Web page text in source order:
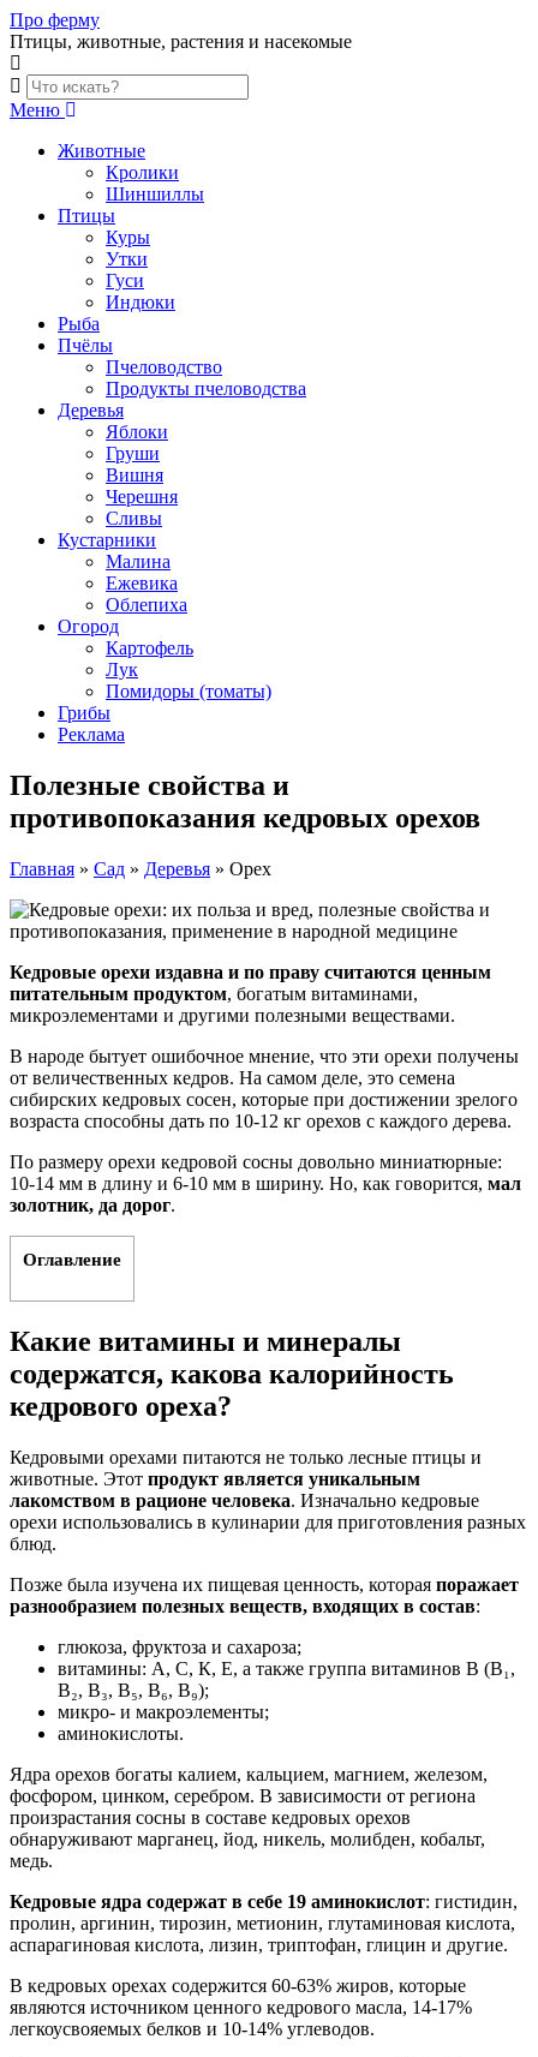
Skip
to
content
Про ферму
Птицы, животные, растения и насекомые
Меню
Животные
Кролики
Шиншиллы
Птицы
Куры
Утки
Гуси
Индюки
Рыба
Пчёлы
Пчеловодство
Продукты пчеловодства
Деревья
Яблоки
Груши
Вишня
Черешня
Сливы
Кустарники
Малина
Ежевика
Облепиха
Огород
Картофель
Лук
Помидоры (томаты)
Грибы
Реклама
Полезные свойства и
противопоказания кедровых орехов
Главная » Сад » Деревья » Орех
Кедровые орехи издавна и по праву считаются ценным
питательным продуктом, богатым витаминами,
микроэлементами и другими полезными веществами.
В народе бытует ошибочное мнение, что эти орехи получены
от величественных кедров. На самом деле, это семена
сибирских кедровых сосен, которые при достижении зрелого
возраста способны дать по 10-12 кг орехов с каждого дерева.
По размеру орехи кедровой сосны довольно миниатюрные:
10-14 мм в длину и 6-10 мм в ширину. Но, как говорится, мал
золотник, да дорог.
Оглавление
Какие витамины и минералы
содержатся, какова калорийность
кедрового ореха?
Кедровыми орехами питаются не только лесные птицы и
животные. Этот продукт является уникальным
лакомством в рационе человека. Изначально кедровые
орехи использовались в кулинарии для приготовления разных
блюд.
Позже была изучена их пищевая ценность, которая поражает
разнообразием полезных веществ, входящих в состав:
глюкоза, фруктоза и сахароза;
витамины: А, С, К, Е, а также группа витаминов В (В₁,
В₂, В₃, В₅, В₆, В₉);
микро- и макроэлементы;
аминокислоты.
Ядра орехов богаты калием, кальцием, магнием, железом,
фосфором, цинком, серебром. В зависимости от региона
произрастания сосны в составе кедровых орехов
обнаруживают марганец, йод, никель, молибден, кобальт,
медь.
Кедровые ядра содержат в себе 19 аминокислот: гистидин,
пролин, аргинин, тирозин, метионин, глутаминовая кислота,
аспарагиновая кислота, лизин, триптофан, глицин и другие.
В кедровых орехах содержится 60-63% жиров, которые
являются источником ценного кедрового масла, 14-17%
легкоусвояемых белков и 10-14% углеводов.